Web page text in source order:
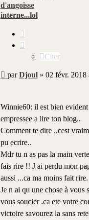
d'angoisse
interne...lol
Citer
Message
parDjoul» 02 févr. 2018
Winnie60: il est bien
empressee a lire ton blog..
Comment te dire ..cest
pu ecrire..
Mdr tu n as pas la main
fais rire !! J ai perdu mon
aussi ...ca ma moins fait rire.
Je n ai qu une chose à vous
vous soucier .ca ete votre
victoire savourez la sans